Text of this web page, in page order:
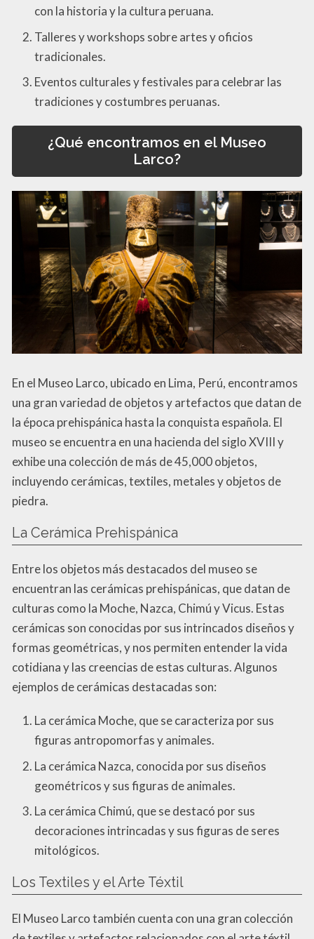
con la historia y la cultura peruana.
Talleres y workshops sobre artes y oficios
tradicionales.
Eventos culturales y festivales para celebrar las
tradiciones y costumbres peruanas.
¿Qué encontramos en el Museo
Larco?
En el Museo Larco, ubicado en Lima, Perú, encontramos
una gran variedad de objetos y artefactos que datan de
la época prehispánica hasta la conquista española. El
museo se encuentra en una hacienda del siglo XVIII y
exhibe una colección de más de 45,000 objetos,
incluyendo cerámicas, textiles, metales y objetos de
piedra.
La Cerámica Prehispánica
Entre los objetos más destacados del museo se
encuentran las cerámicas prehispánicas, que datan de
culturas como la Moche, Nazca, Chimú y Vicus. Estas
cerámicas son conocidas por sus intrincados diseños y
formas geométricas, y nos permiten entender la vida
cotidiana y las creencias de estas culturas. Algunos
ejemplos de cerámicas destacadas son:
La cerámica Moche, que se caracteriza por sus
figuras antropomorfas y animales.
La cerámica Nazca, conocida por sus diseños
geométricos y sus figuras de animales.
La cerámica Chimú, que se destacó por sus
decoraciones intrincadas y sus figuras de seres
mitológicos.
Los Textiles y el Arte Téxtil
El Museo Larco también cuenta con una gran colección